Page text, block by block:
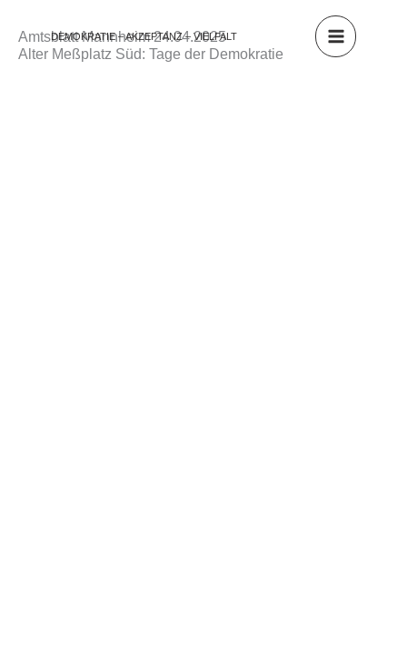
Inhalt
springen
DEMOKRATIE – AKZEPTANZ – VIELFALT
Amtsblatt Mannheim 24.04.2025
Alter Meßplatz Süd: Tage der Demokratie